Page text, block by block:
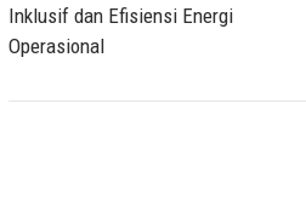
Inklusif dan Efisiensi Energi
Operasional